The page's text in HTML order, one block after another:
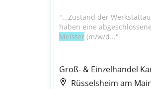
"...Zustand der
haben eine
Meister (m/w/d..."
Groß- & Einzelhandel
Rüsselsheim am